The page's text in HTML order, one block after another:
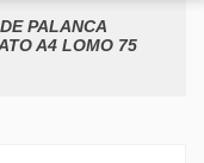
PALANCA
A4 LOMO 75